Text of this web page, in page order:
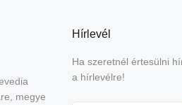
megye
Hírlevél
Ha szeretnél értesülni
a hírlevélre!